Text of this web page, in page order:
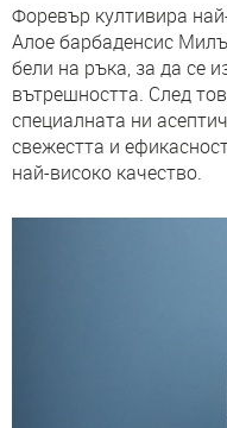
Форевър култивира
Алое барбаденсис
бели на ръка, за да се
вътрешността. След
специалната ни
свежестта и
най-високо качество.